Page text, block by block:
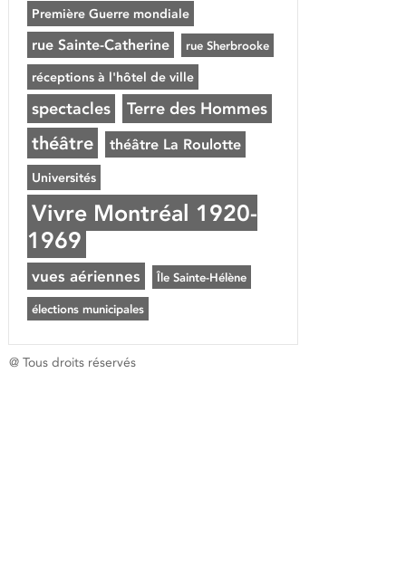
Première Guerre mondiale
rue Sainte-Catherine rue Sherbrooke
réceptions à l'hôtel de ville
spectacles Terre des Hommes
théâtre théâtre La Roulotte
Universités
Vivre Montréal 1920-
1969
vues aériennes Île Sainte-Hélène
élections municipales
@ Tous droits réservés